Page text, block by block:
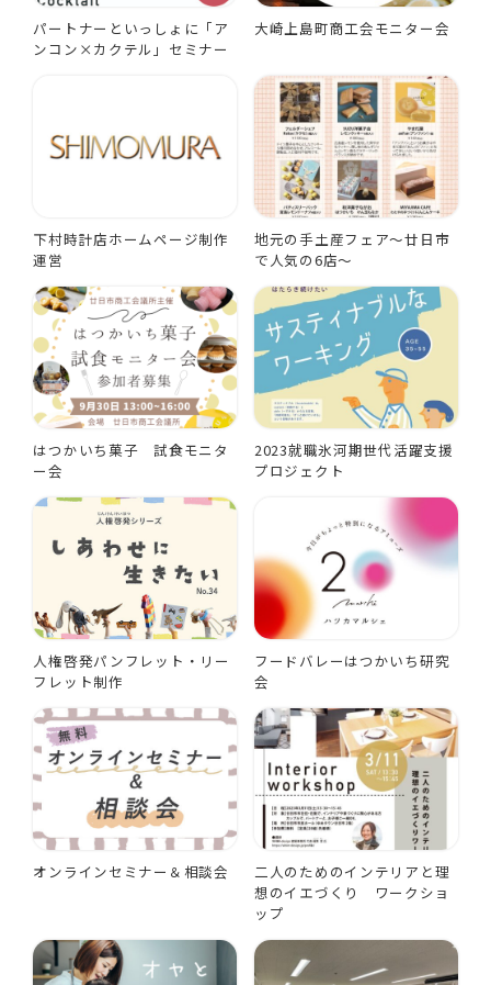
パートナーといっしょに「ア
ンコン×カクテル」セミナー
大崎上島町商工会モニター会
下村時計店ホームページ制作
運営
地元の手土産フェア～廿日市
で人気の6店～
はつかいち菓子 試食モニタ
ー会
2023就職氷河期世代活躍支援
プロジェクト
人権啓発パンフレット・リー
フレット制作
フードバレーはつかいち研究
会
オンラインセミナー＆相談会
二人のためのインテリアと理
想のイエづくり ワークショ
ップ